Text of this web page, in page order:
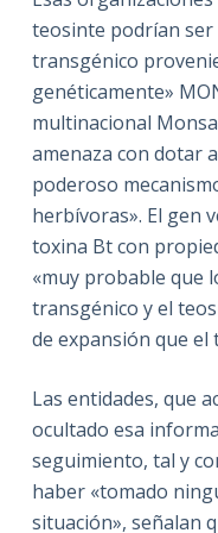
teosinte podrían
transgénico
genéticamente»
multinacional
amenaza con dotar
poderoso
herbívoras». El gen
toxina Bt con
«muy probable que
transgénico y el
de expansión que
Las entidades, que
ocultado esa
seguimiento, tal y
haber «tomado
situación», señalan